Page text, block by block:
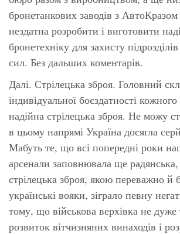
бронетанкових заводів з
нездатна розробити і виготовити
бронетехніку для захисту
сил. Без дальших коментарів.
Далі. Стрілецька зброя. Головний
індивідуальної боєздатності кожного
надійна стрілецька зброя. Не можу
в цьому напрямі Україна досягла
Мабуть те, що всі попередні роки
арсенали заповнювала ще радянська,
стрілецька зброя, якою переважно й
українські вояки, зіграло певну
тому, що військова верхівка не дуже
розвиток вітчизняних винаходів і